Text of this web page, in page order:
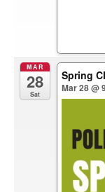
MAR
28
Sat
Spring
Mar 28 @